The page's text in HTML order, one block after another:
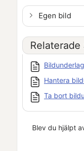
Egen bild
Bildunderlag
Hantera
Ta bort
Blev du hjälpt